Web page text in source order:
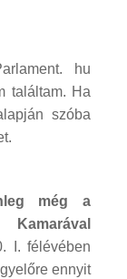
hu
találtam. Ha
szóba
még a
I. félévében
ennyit